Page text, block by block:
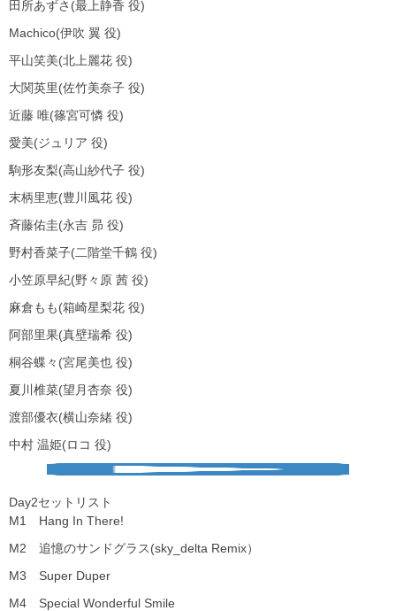
田所あずさ(最上静香 役)
Machico(伊吹 翼 役)
平山笑美(北上麗花 役)
大関英里(佐竹美奈子 役)
近藤 唯(篠宮可憐 役)
愛美(ジュリア 役)
駒形友梨(高山紗代子 役)
末柄里恵(豊川風花 役)
斉藤佑圭(永吉 昴 役)
野村香菜子(二階堂千鶴 役)
小笠原早紀(野々原 茜 役)
麻倉もも(箱崎星梨花 役)
阿部里果(真壁瑞希 役)
桐谷蝶々(宮尾美也 役)
夏川椎菜(望月杏奈 役)
渡部優衣(横山奈緒 役)
中村 温姫(ロコ 役)
︎Day2セットリスト
M1 Hang In There!
M2 追憶のサンドグラス(sky_delta Remix）
M3 Super Duper
M4 Special Wonderful Smile